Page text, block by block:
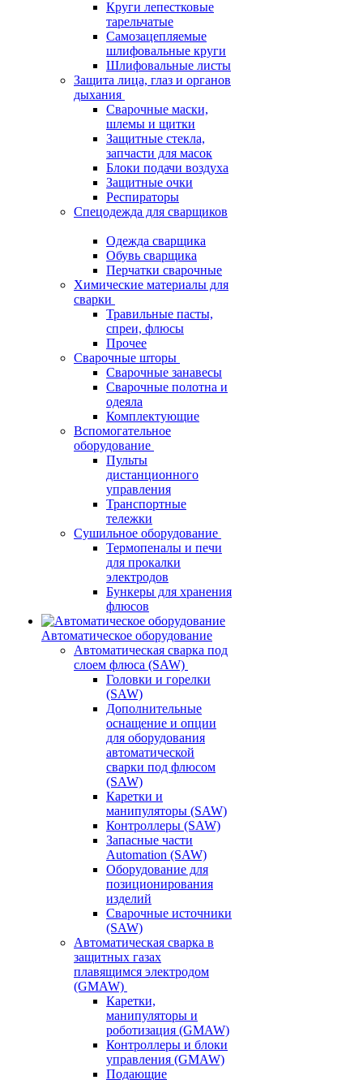
Круги лепестковые
тарельчатые
Самозацепляемые
шлифовальные круги
Шлифовальные листы
Защита лица, глаз и органов
дыхания
Сварочные маски,
шлемы и щитки
Защитные стекла,
запчасти для масок
Блоки подачи воздуха
Защитные очки
Респираторы
Спецодежда для сварщиков
Одежда сварщика
Обувь сварщика
Перчатки сварочные
Химические материалы для
сварки
Травильные пасты,
спреи, флюсы
Прочее
Сварочные шторы
Сварочные занавесы
Сварочные полотна и
одеяла
Комплектующие
Вспомогательное
оборудование
Пульты
дистанционного
управления
Транспортные
тележки
Сушильное оборудование
Термопеналы и печи
для прокалки
электродов
Бункеры для хранения
флюсов
Автоматическое оборудование
Автоматическая сварка под
слоем флюса (SAW)
Головки и горелки
(SAW)
Дополнительные
оснащение и опции
для оборудования
автоматической
сварки под флюсом
(SAW)
Каретки и
манипуляторы (SAW)
Контроллеры (SAW)
Запасные части
Automation (SAW)
Оборудование для
позиционирования
изделий
Сварочные источники
(SAW)
Автоматическая сварка в
защитных газах
плавящимся электродом
(GMAW)
Каретки,
манипуляторы и
роботизация (GMAW)
Контроллеры и блоки
управления (GMAW)
Подающие